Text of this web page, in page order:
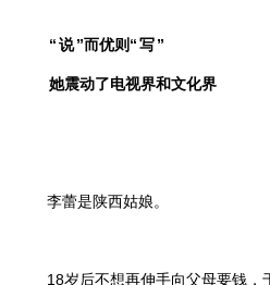
“说”而优则“写”
她震动了电视界和文化界
李蕾是陕西姑娘。
18岁后不想再伸手向父母要钱